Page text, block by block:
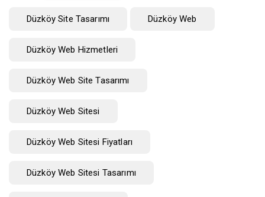
Düzköy Site Tasarımı Düzköy Web
Düzköy Web Hizmetleri
Düzköy Web Site Tasarımı
Düzköy Web Sitesi
Düzköy Web Sitesi Fiyatları
Düzköy Web Sitesi Tasarımı